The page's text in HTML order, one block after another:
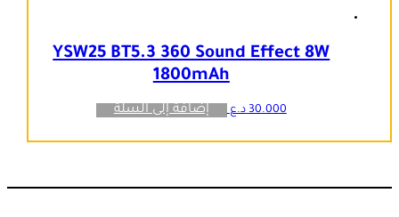
YSW25 BT5.3 360 Sound Effect 8W
1800mAh
30.000 د.ع إضافة إلى السلة